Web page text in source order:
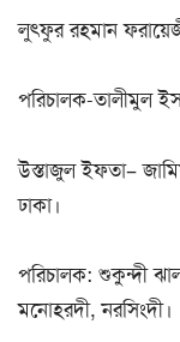
লুৎফুর রহমান
পরিচালক-তালীমুল
উস্তাজুল ইফতা–
ঢাকা।
পরিচালক: শুকুন্দী
মনোহরদী, নরসিংদী।